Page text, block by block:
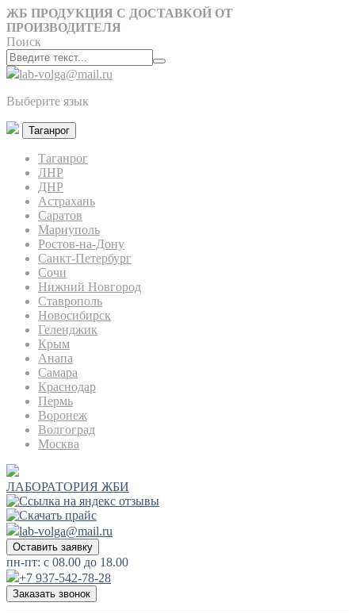
ЖБ ПРОДУКЦИЯ С ДОСТАВКОЙ ОТ
ПРОИЗВОДИТЕЛЯ
Поиск
lab-volga@mail.ru
Выберите язык
Таганрог
Таганрог
ЛНР
ДНР
Астрахань
Саратов
Мариуполь
Ростов-на-Дону
Санкт-Петербург
Сочи
Нижний Новгород
Ставрополь
Новосибирск
Геленджик
Крым
Анапа
Самара
Краснодар
Пермь
Воронеж
Волгоград
Москва
ЛАБОРАТОРИЯ ЖБИ
lab-volga@mail.ru
Оставить заявку
пн-пт: с 08.00 до 18.00
+7 937-542-78-28
Заказать звонок